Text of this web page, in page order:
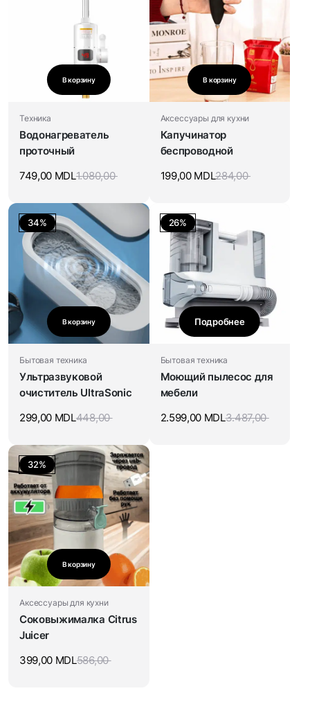
В корзину
Техника
Водонагреватель
проточный
1.080,00
749,00 MDL
В корзину
Аксессуары для кухни
Капучинатор
беспроводной
284,00
199,00 MDL
34%
В корзину
Бытовая техника
Ультразвуковой
очиститель UltraSonic
448,00
299,00 MDL
26%
Подробнее
Бытовая техника
Моющий пылесос для
мебели
3.487,00
2.599,00 MDL
32%
В корзину
Аксессуары для кухни
Соковыжималка Citrus
Juicer
586,00
399,00 MDL